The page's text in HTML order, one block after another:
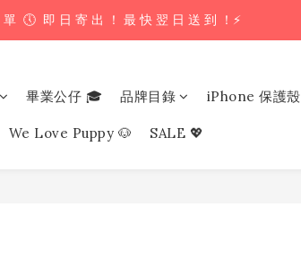
🕔  即 日 寄 出 ！ 最 快 翌 日 送 到 ！⚡️
🕔  即 日 寄 出 ！ 最 快 翌 日 送 到 ！⚡️
服務  🎀  讓我們為你編織浪漫驚喜 ！ 🎁 ／
🕔  即 日 寄 出 ！ 最 快 翌 日 送 到 ！⚡️
畢業公仔 🎓 品牌目錄 iPhone 保護殼
We Love Puppy 🐶 SALE 💖